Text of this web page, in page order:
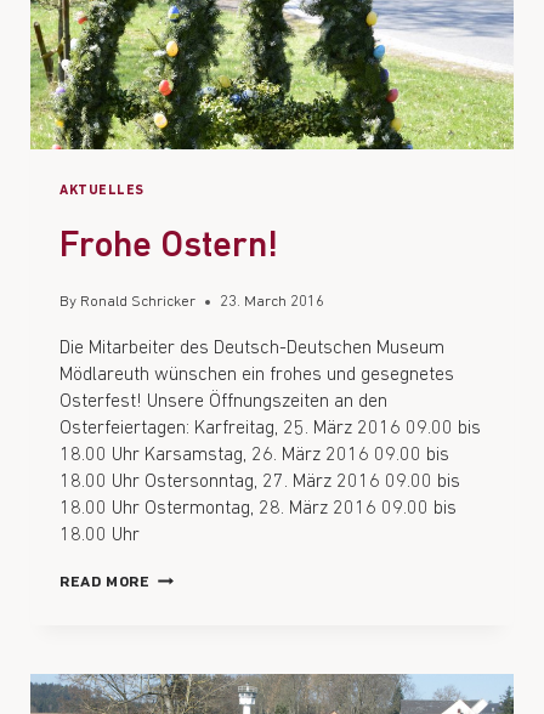
AKTUELLES
Frohe Ostern!
By Ronald Schricker 23. March 2016
Die Mitarbeiter des Deutsch-Deutschen Museum
Mödlareuth wünschen ein frohes und gesegnetes
Osterfest! Unsere Öffnungszeiten an den
Osterfeiertagen: Karfreitag, 25. März 2016 09.00 bis
18.00 Uhr Karsamstag, 26. März 2016 09.00 bis
18.00 Uhr Ostersonntag, 27. März 2016 09.00 bis
18.00 Uhr Ostermontag, 28. März 2016 09.00 bis
18.00 Uhr
READ MORE